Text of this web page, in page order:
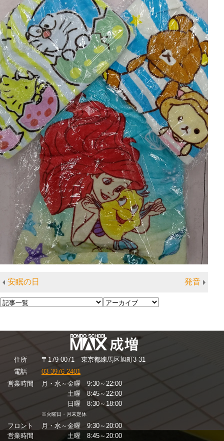
安眠の日 発音
住所
〒179-0071 東京都練馬区旭町3-31
電話
03-3976-2401
営業時間
月・水～金曜 9:30～22:00
土曜 8:45～22:00
日曜 8:30～18:00
※火曜日・月末定休
フロント
営業時間
月・水～金曜 9:30～20:00
土曜 8:45～20:00